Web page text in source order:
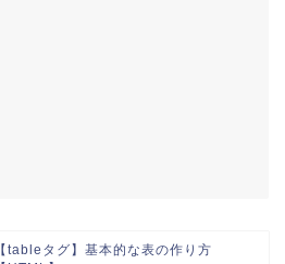
【tableタグ】基本的な表の作り方